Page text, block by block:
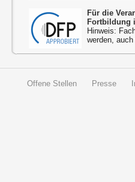
Für die
Fortbildung
Hinweis:
werden,
Offene Stellen Presse